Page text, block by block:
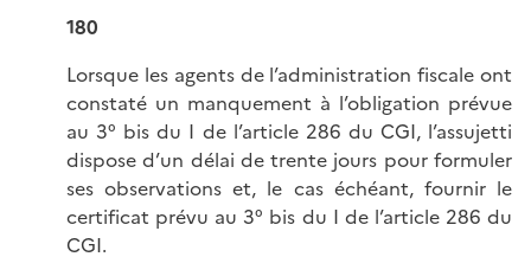
180
Lorsque les agents de l’administration fiscale ont
constaté un manquement à l’obligation prévue
au 3° bis du I de l’article 286 du CGI, l’assujetti
dispose d’un délai de trente jours pour formuler
ses observations et, le cas échéant, fournir le
certificat prévu au 3° bis du I de l’article 286 du
CGI.